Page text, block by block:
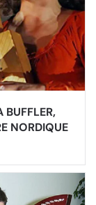
BUFFLER,
NORDIQUE